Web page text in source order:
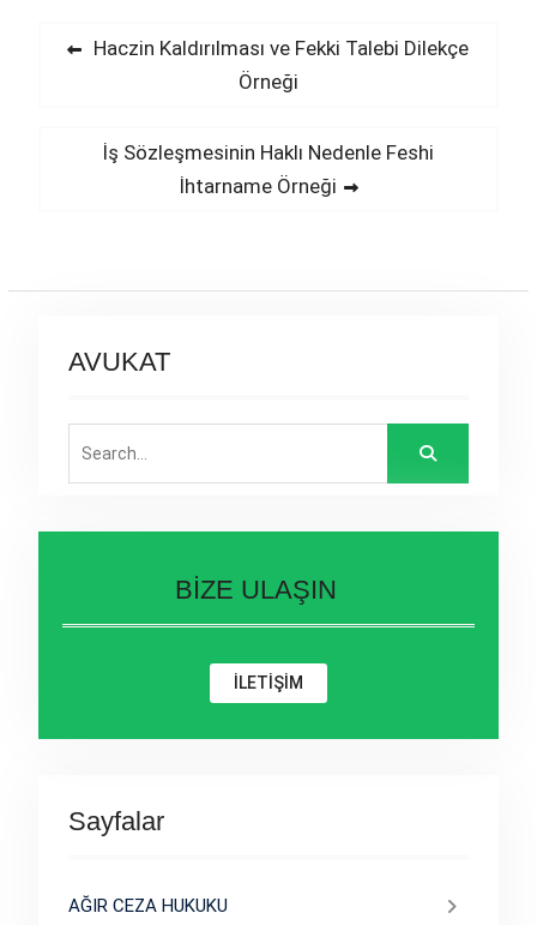
Yazı
Previous
Haczin Kaldırılması ve Fekki Talebi Dilekçe
Örneği
Next
İş Sözleşmesinin Haklı Nedenle Feshi
İhtarname Örneği
AVUKAT
for:
BİZE ULAŞIN
İLETİŞİM
Sayfalar
AĞIR CEZA HUKUKU